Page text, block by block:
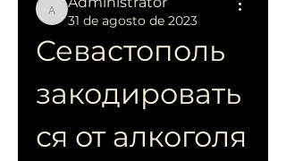
Administrator
31 de agosto de 2023
Севастополь
закодировать
ся от алкоголя